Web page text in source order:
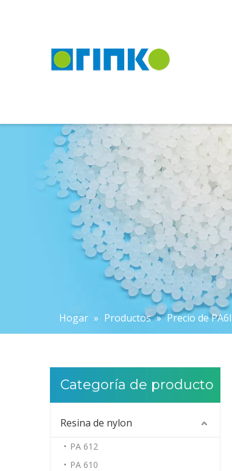
Hogar » Productos » Precio de PA6I
Categoría de producto
Resina de nylon
PA 612
PA 610